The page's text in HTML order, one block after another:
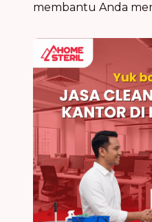
membantu Anda